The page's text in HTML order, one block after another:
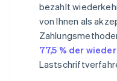
bezahlt
von Ihnen als
77,5 % der